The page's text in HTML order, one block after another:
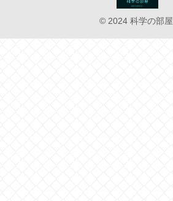
© 2024 科学の部屋.